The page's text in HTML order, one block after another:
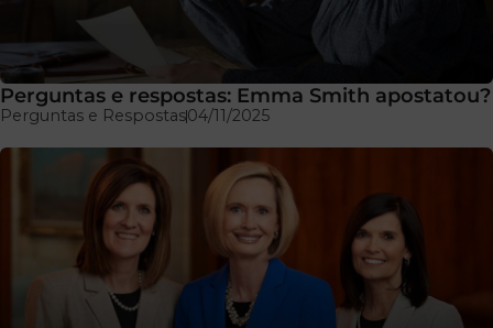
Perguntas e respostas: Emma Smith apostatou?
Perguntas e Respostas04/11/2025